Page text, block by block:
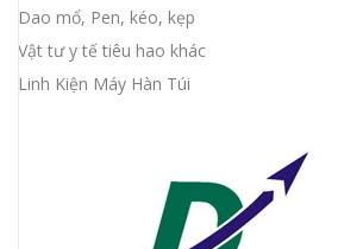
Dao mổ, Pen, kéo, kẹp
Vật tư y tế tiêu hao khác
Linh Kiện Máy Hàn Túi